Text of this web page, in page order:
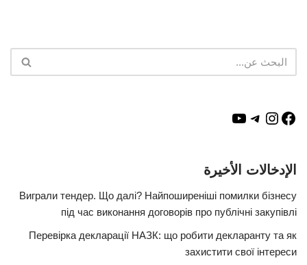
الإدخالات الأخيرة
Виграли тендер. Що далі? Найпоширеніші помилки бізнесу
під час виконання договорів про публічні закупівлі
Перевірка декларації НАЗК: що робити декларанту та як
захистити свої інтереси